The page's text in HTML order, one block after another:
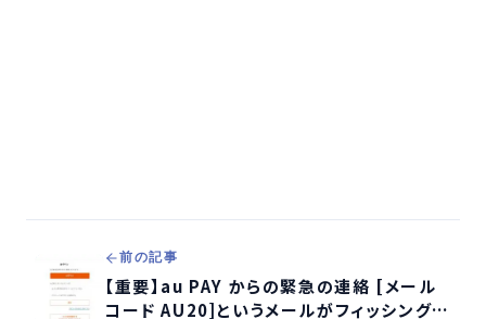
前の記事
【重要】au PAY からの緊急の連絡 [メール
コード AU20]というメールがフィッシング詐